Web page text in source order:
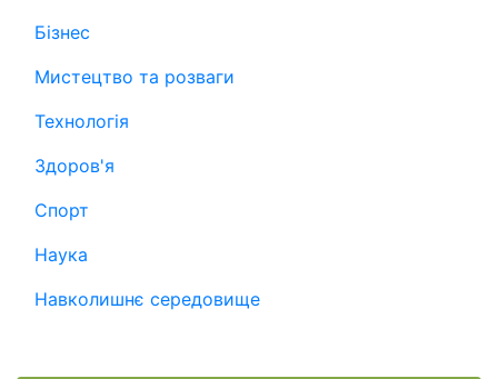
Бізнес
Мистецтво та розваги
Технологія
Здоров'я
Спорт
Наука
Навколишнє середовище